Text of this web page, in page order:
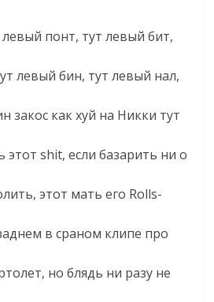
понт, тут левый бит,
левый бин, тут левый нал,
закос как хуй на Никки тут
shit, если базарить ни о
этот мать его Rolls-
в сраном клипе про
но блядь ни разу не